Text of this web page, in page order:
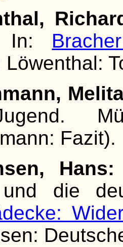
In:
Löwenthal:
Jugend.
Fazit).
Hans:
die